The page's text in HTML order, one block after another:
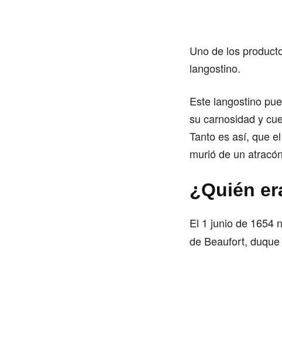
Uno de los
langostino.
Este langostino
su carnosidad y
Tanto es así, que
murió de un
¿Quién
El 1 junio de 1654
de Beaufort,